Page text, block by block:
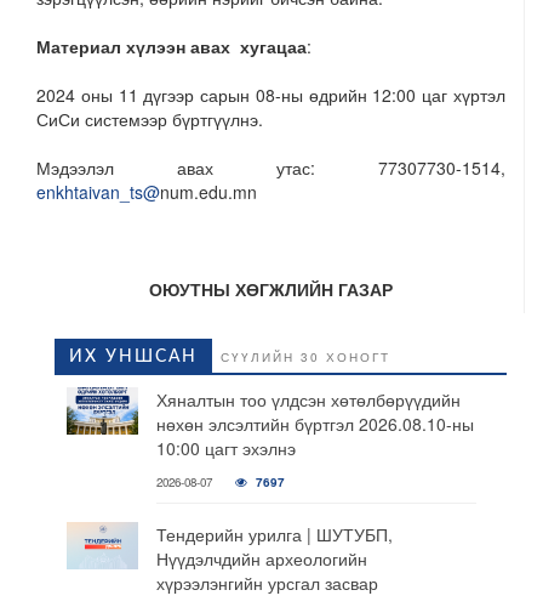
Материал хүлээн авах хугацаа:
2024 оны 11 дүгээр сарын 08-ны өдрийн 12:00 цаг хүртэл
СиСи системээр бүртгүүлнэ.
Мэдээлэл авах утас: 77307730-1514,
enkhtaivan_ts@num.edu.mn
ОЮУТНЫ ХӨГЖЛИЙН ГАЗАР
ИХ УНШСАН СҮҮЛИЙН 30 ХОНОГТ
Хяналтын тоо үлдсэн хөтөлбөрүүдийн
нөхөн элсэлтийн бүртгэл 2026.08.10-ны
10:00 цагт эхэлнэ
2026-08-07 7697
Тендерийн урилга | ШУТУБП,
Нүүдэлчдийн археологийн
хүрээлэнгийн урсгал засвар